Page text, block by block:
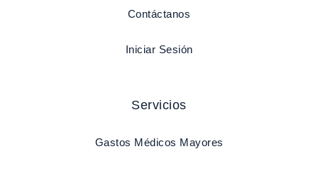
Contáctanos
Iniciar Sesión
Servicios
Gastos Médicos Mayores